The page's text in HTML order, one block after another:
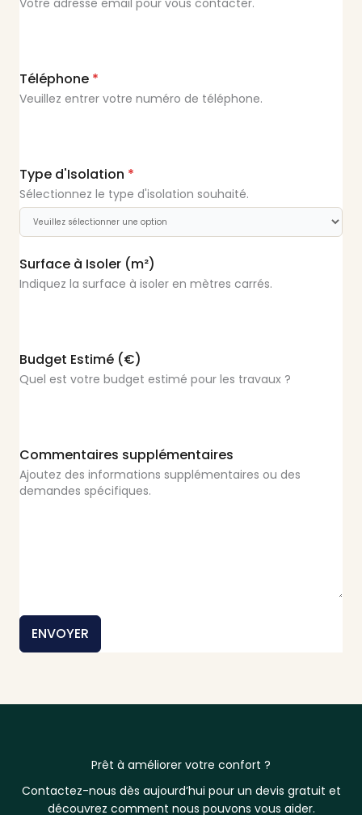
Votre adresse email pour vous contacter.
Téléphone *
Veuillez entrer votre numéro de téléphone.
Type d'Isolation *
Sélectionnez le type d'isolation souhaité.
Surface à Isoler (m²)
Indiquez la surface à isoler en mètres carrés.
Budget Estimé (€)
Quel est votre budget estimé pour les travaux ?
Commentaires supplémentaires
Ajoutez des informations supplémentaires ou des
demandes spécifiques.
ENVOYER
Prêt à améliorer votre confort ?
Contactez-nous dès aujourd’hui pour un devis gratuit et
découvrez comment nous pouvons vous aider.